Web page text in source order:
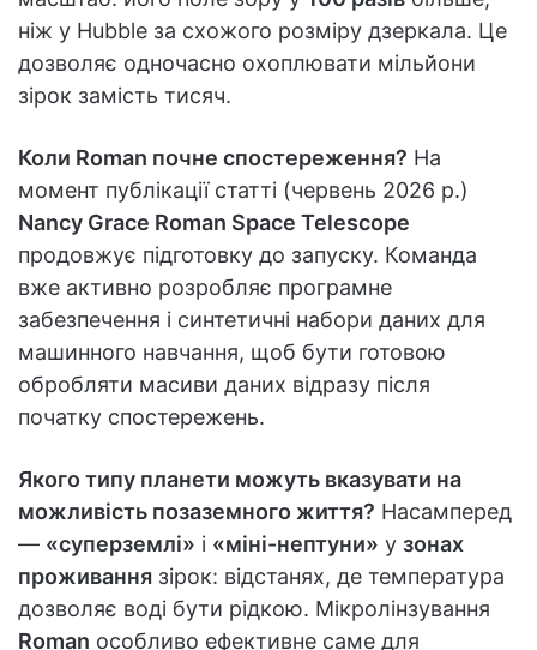
ніж у Hubble за схожого розміру дзеркала. Це
дозволяє одночасно охоплювати мільйони
зірок замість тисяч.
Коли Roman почне спостереження? На
момент публікації статті (червень 2026 р.)
Nancy Grace Roman Space Telescope
продовжує підготовку до запуску. Команда
вже активно розробляє програмне
забезпечення і синтетичні набори даних для
машинного навчання, щоб бути готовою
обробляти масиви даних відразу після
початку спостережень.
Якого типу планети можуть вказувати на
можливість позаземного життя? Насамперед
— «суперземлі» і «міні-нептуни» у зонах
проживання зірок: відстанях, де температура
дозволяє воді бути рідкою. Мікролінзування
Roman особливо ефективне саме для